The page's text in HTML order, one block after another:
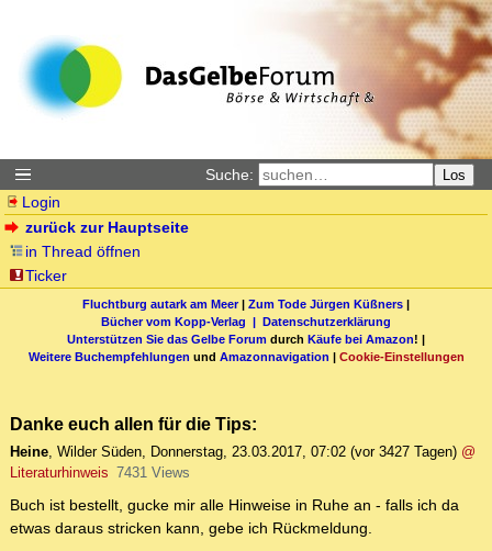
Suche: Los
Login
zurück zur Hauptseite
in Thread öffnen
Ticker
Fluchtburg autark am Meer| Zum Tode Jürgen Küßners |
Bücher vom Kopp-Verlag | Datenschutzerklärung
Unterstützen Sie das Gelbe Forum durch Käufe bei Amazon! |
Weitere Buchempfehlungen und Amazonnavigation | Cookie-Einstellungen
Danke euch allen für die Tips:
Heine, Wilder Süden, Donnerstag, 23.03.2017, 07:02 (vor 3427 Tagen) @
Literaturhinweis 7431 Views
Buch ist bestellt, gucke mir alle Hinweise in Ruhe an - falls ich da
etwas daraus stricken kann, gebe ich Rückmeldung.